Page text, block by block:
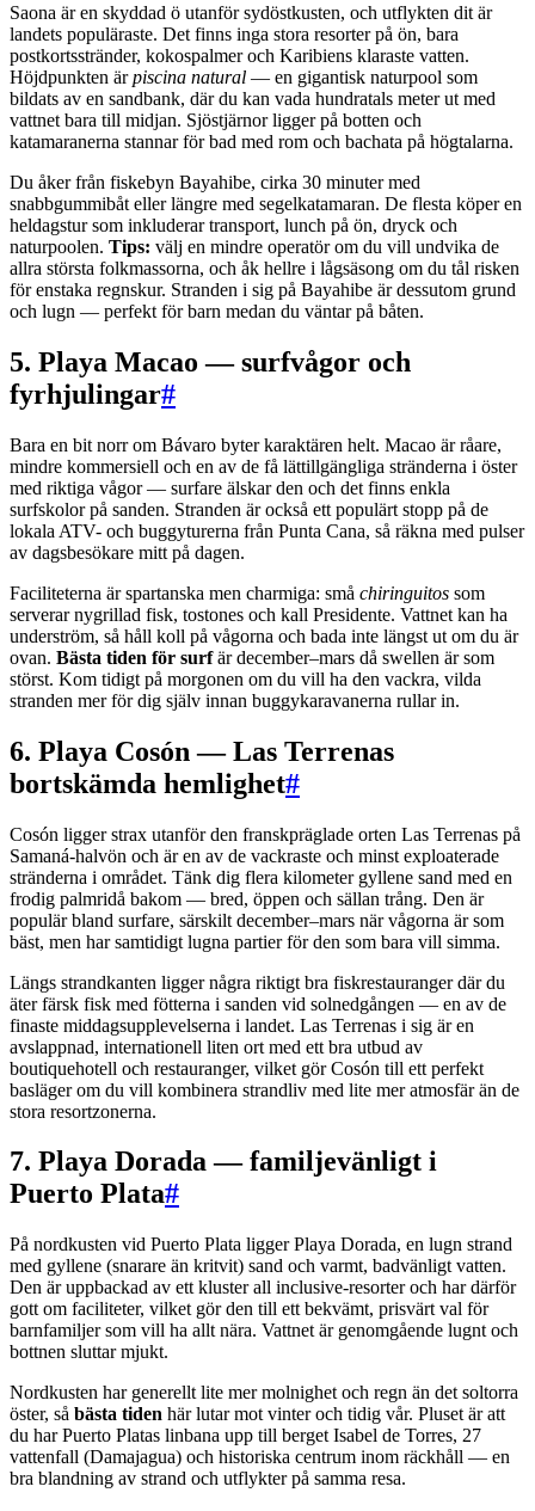
Saona är en skyddad ö utanför sydöstkusten, och utflykten dit är
landets populäraste. Det finns inga stora resorter på ön, bara
postkortsstränder, kokospalmer och Karibiens klaraste vatten.
Höjdpunkten ärpiscina natural — en gigantisk naturpool som
bildats av en sandbank, där du kan vada hundratals meter ut med
vattnet bara till midjan. Sjöstjärnor ligger på botten och
katamaranerna stannar för bad med rom och bachata på högtalarna.
Du åker från fiskebyn Bayahibe, cirka 30 minuter med
snabbgummibåt eller längre med segelkatamaran. De flesta köper en
heldagstur som inkluderar transport, lunch på ön, dryck och
naturpoolen. Tips: välj en mindre operatör om du vill undvika de
allra största folkmassorna, och åk hellre i lågsäsong om du tål risken
för enstaka regnskur. Stranden i sig på Bayahibe är dessutom grund
och lugn — perfekt för barn medan du väntar på båten.
5. Playa Macao — surfvågor och
fyrhjulingar#
Bara en bit norr om Bávaro byter karaktären helt. Macao är råare,
mindre kommersiell och en av de få lättillgängliga stränderna i öster
med riktiga vågor — surfare älskar den och det finns enkla
surfskolor på sanden. Stranden är också ett populärt stopp på de
lokala ATV- och buggyturerna från Punta Cana, så räkna med pulser
av dagsbesökare mitt på dagen.
Faciliteterna är spartanska men charmiga: små chiringuitos som
serverar nygrillad fisk, tostones och kall Presidente. Vattnet kan ha
underström, så håll koll på vågorna och bada inte längst ut om du är
ovan. Bästa tiden för surfär december–mars då swellen är som
störst. Kom tidigt på morgonen om du vill ha den vackra, vilda
stranden mer för dig själv innan buggykaravanerna rullar in.
6. Playa Cosón — Las Terrenas
bortskämda hemlighet#
Cosón ligger strax utanför den franskpräglade orten Las Terrenas på
Samaná-halvön och är en av de vackraste och minst exploaterade
stränderna i området. Tänk dig flera kilometer gyllene sand med en
frodig palmridå bakom — bred, öppen och sällan trång. Den är
populär bland surfare, särskilt december–mars när vågorna är som
bäst, men har samtidigt lugna partier för den som bara vill simma.
Längs strandkanten ligger några riktigt bra fiskrestauranger där du
äter färsk fisk med fötterna i sanden vid solnedgången — en av de
finaste middagsupplevelserna i landet. Las Terrenas i sig är en
avslappnad, internationell liten ort med ett bra utbud av
boutiquehotell och restauranger, vilket gör Cosón till ett perfekt
basläger om du vill kombinera strandliv med lite mer atmosfär än de
stora resortzonerna.
7. Playa Dorada — familjevänligt i
Puerto Plata#
På nordkusten vid Puerto Plata ligger Playa Dorada, en lugn strand
med gyllene (snarare än kritvit) sand och varmt, badvänligt vatten.
Den är uppbackad av ett kluster all inclusive-resorter och har därför
gott om faciliteter, vilket gör den till ett bekvämt, prisvärt val för
barnfamiljer som vill ha allt nära. Vattnet är genomgående lugnt och
bottnen sluttar mjukt.
Nordkusten har generellt lite mer molnighet och regn än det soltorra
öster, så bästa tiden här lutar mot vinter och tidig vår. Pluset är att
du har Puerto Platas linbana upp till berget Isabel de Torres, 27
vattenfall (Damajagua) och historiska centrum inom räckhåll — en
bra blandning av strand och utflykter på samma resa.